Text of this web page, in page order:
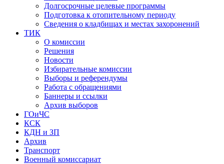
Долгосрочные целевые программы
Подготовка к отопительному периоду
Сведения о кладбищах и местах захоронений
ТИК
О комиссии
Решения
Новости
Избирательные комиссии
Выборы и референдумы
Работа с обращениями
Баннеры и ссылки
Архив выборов
ГОиЧС
КСК
КДН и ЗП
Архив
Транспорт
Военный комиссариат